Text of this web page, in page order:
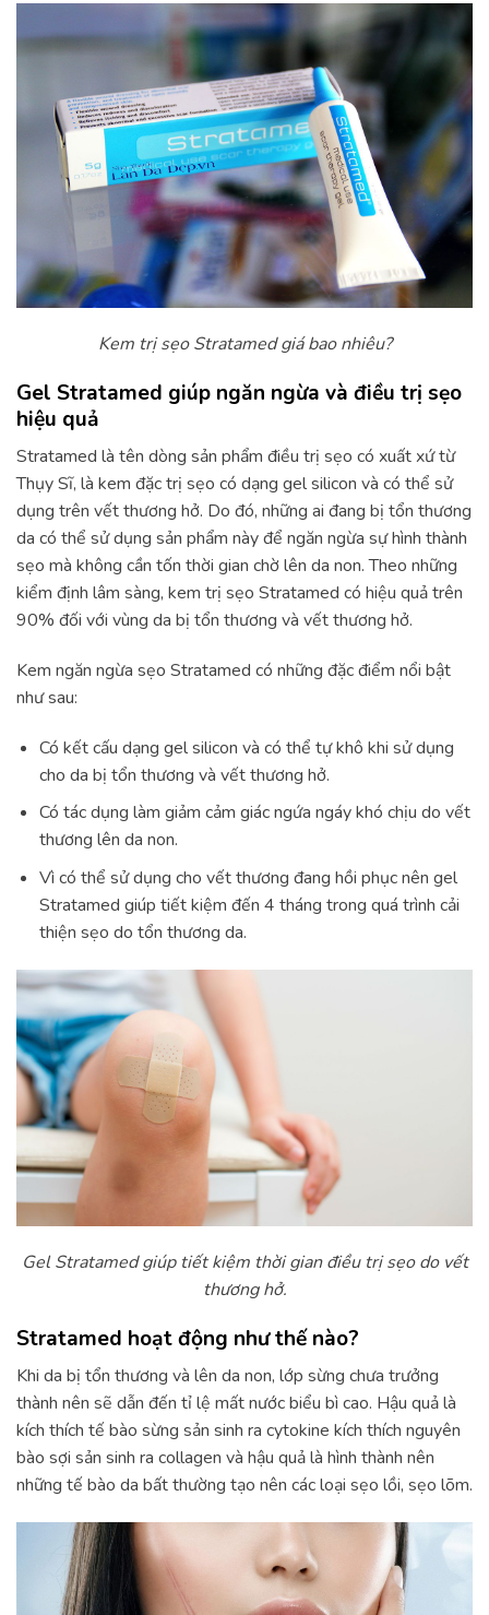
Kem trị sẹo Stratamed giá bao nhiêu?
Gel Stratamed giúp ngăn ngừa và điều trị sẹo
hiệu quả
Stratamed là tên dòng sản phẩm điều trị sẹo có xuất xứ từ
Thụy Sĩ, là kem đặc trị sẹo có dạng gel silicon và có thể sử
dụng trên vết thương hở. Do đó, những ai đang bị tổn thương
da có thể sử dụng sản phẩm này để ngăn ngừa sự hình thành
sẹo mà không cần tốn thời gian chờ lên da non. Theo những
kiểm định lâm sàng, kem trị sẹo Stratamed có hiệu quả trên
90% đối với vùng da bị tổn thương và vết thương hở.
Kem ngăn ngừa sẹo Stratamed có những đặc điểm nổi bật
như sau:
Có kết cấu dạng gel silicon và có thể tự khô khi sử dụng
cho da bị tổn thương và vết thương hở.
Có tác dụng làm giảm cảm giác ngứa ngáy khó chịu do vết
thương lên da non.
Vì có thể sử dụng cho vết thương đang hồi phục nên gel
Stratamed giúp tiết kiệm đến 4 tháng trong quá trình cải
thiện sẹo do tổn thương da.
Gel Stratamed giúp tiết kiệm thời gian điều trị sẹo do vết
thương hở.
Stratamed hoạt động như thế nào?
Khi da bị tổn thương và lên da non, lớp sừng chưa trưởng
thành nên sẽ dẫn đến tỉ lệ mất nước biểu bì cao. Hậu quả là
kích thích tế bào sừng sản sinh ra cytokine kích thích nguyên
bào sợi sản sinh ra collagen và hậu quả là hình thành nên
những tế bào da bất thường tạo nên các loại sẹo lồi, sẹo lõm.